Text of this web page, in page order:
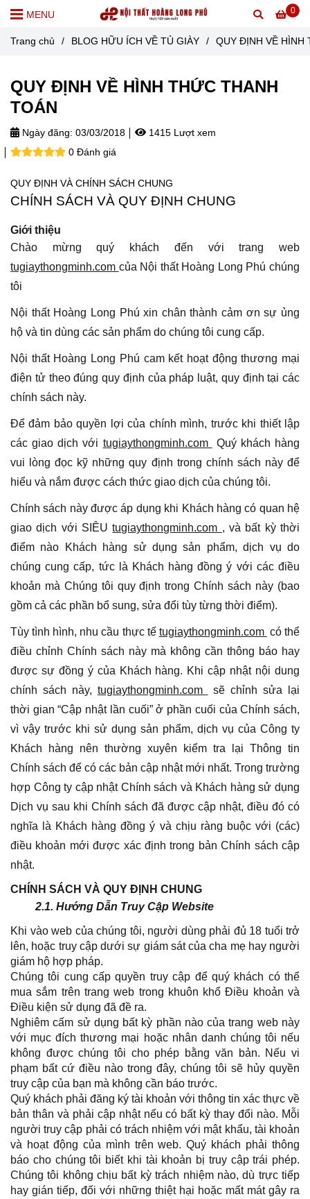
0
MENU
Trang chủ / BLOG HỮU ÍCH VỀ TỦ GIÀY / QUY ĐỊNH VỀ HÌNH
QUY ĐỊNH VỀ HÌNH THỨC THANH
TOÁN
Ngày đăng: 03/03/2018
1415 Lượt xem
0 Đánh giá
QUY ĐỊNH VÀ CHÍNH SÁCH CHUNG
CHÍNH SÁCH VÀ QUY ĐỊNH CHUNG
Giới thiệu
Chào mừng quý khách đến với trang web
tugiaythongminh.com của Nội thất Hoàng Long Phú chúng
tôi
Nội thất Hoàng Long Phú xin chân thành cảm ơn sự ủng
hộ và tin dùng các sản phẩm do chúng tôi cung cấp.
Nội thất Hoàng Long Phú cam kết hoạt động thương mại
điện tử theo đúng quy định của pháp luật, quy định tại các
chính sách này.
Để đảm bảo quyền lợi của chính mình, trước khi thiết lập
các giao dịch với tugiaythongminh.com
Quý khách hàng
vui lòng đọc kỹ những quy định trong chính sách này để
hiểu và nắm được cách thức giao dịch của chúng tôi.
Chính sách này được áp dụng khi Khách hàng có quan hệ
giao dịch với SIÊUtugiaythongminh.com , và bất kỳ thời
điểm nào Khách hàng sử dụng sản phẩm, dịch vụ do
chúng cung cấp, tức là Khách hàng đồng ý với các điều
khoản mà Chúng tôi quy định trong Chính sách này (bao
gồm cả các phần bổ sung, sửa đổi tùy từng thời điểm).
Tùy tình hình, nhu cầu thực tế tugiaythongminh.com có thể
điều chỉnh Chính sách này mà không cần thông báo hay
được sự đồng ý của Khách hàng. Khi cập nhật nội dung
chính sách này, tugiaythongminh.com
sẽ chỉnh sửa lại
thời gian “Cập nhật lần cuối” ở phần cuối của Chính sách,
vì vậy trước khi sử dụng sản phẩm, dịch vụ của Công ty
Khách hàng nên thường xuyên kiểm tra lại Thông tin
Chính sách để có các bản cập nhật mới nhất. Trong trường
hợp Công ty cập nhật Chính sách và Khách hàng sử dụng
Dịch vụ sau khi Chính sách đã được cập nhật, điều đó có
nghĩa là Khách hàng đồng ý và chịu ràng buộc với (các)
điều khoản mới được xác định trong bản Chính sách cập
nhật.
CHÍNH SÁCH VÀ QUY ĐỊNH CHUNG
2.1. Hướng Dẫn Truy Cập Website
Khi vào web của chúng tôi, người dùng phải đủ 18 tuổi trở
lên, hoặc truy cập dưới sự giám sát của cha mẹ hay người
giám hộ hợp pháp.
Chúng tôi cung cấp quyền truy cập để quý khách có thể
mua sắm trên trang web trong khuôn khổ Điều khoản và
Điều kiện sử dụng đã đề ra.
Nghiêm cấm sử dụng bất kỳ phần nào của trang web này
với mục đích thương mại hoặc nhân danh chúng tôi nếu
không được chúng tôi cho phép bằng văn bản. Nếu vi
phạm bất cứ điều nào trong đây, chúng tôi sẽ hủy quyền
truy cập của bạn mà không cần báo trước.
Quý khách phải đăng ký tài khoản với thông tin xác thực về
bản thân và phải cập nhật nếu có bất kỳ thay đổi nào. Mỗi
người truy cập phải có trách nhiệm với mật khẩu, tài khoản
và hoạt động của mình trên web. Quý khách phải thông
báo cho chúng tôi biết khi tài khoản bị truy cập trái phép.
Chúng tôi không chịu bất kỳ trách nhiệm nào, dù trực tiếp
hay gián tiếp, đối với những thiệt hại hoặc mất mát gây ra